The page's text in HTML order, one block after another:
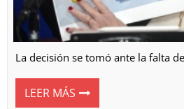
La decisión se tomó ante la falta
LEER MÁS